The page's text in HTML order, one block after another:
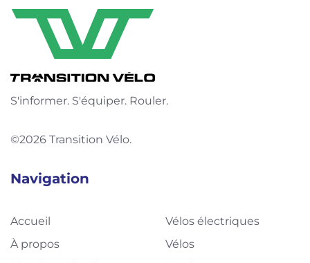
S'informer. S'équiper. Rouler.
©2026 Transition Vélo.
Navigation
Accueil
À propos
Vélos électriques
Vélos